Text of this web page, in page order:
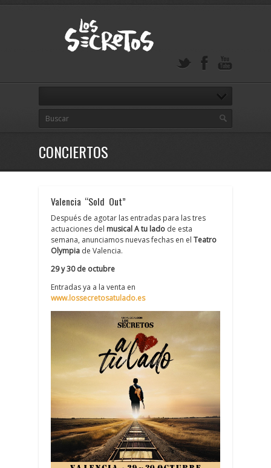
CONCIERTOS
Valencia “Sold Out”
Después de agotar las entradas para las tres
actuaciones del musical A tu lado de esta
semana, anunciamos nuevas fechas en el Teatro
Olympia de Valencia.
29 y 30 de octubre
Entradas ya a la venta en
www.lossecretosatulado.es